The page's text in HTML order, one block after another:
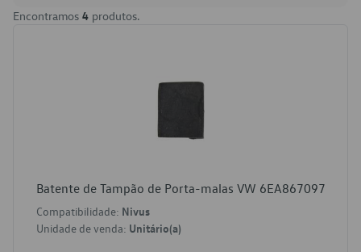
Encontramos 4 produtos.
Batente de Tampão de Porta-malas VW 6EA867097
Compatibilidade: Nivus
Unidade de venda: Unitário(a)